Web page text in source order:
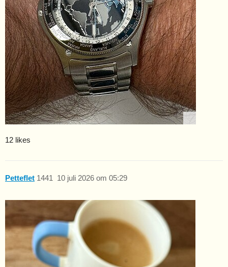
12 likes
Petteflet 10 juli 2026 om 05:29
1441